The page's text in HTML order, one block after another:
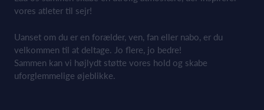
vores atleter til sejr!
Uanset om du er en forælder, ven, fan eller nabo, er du
velkommen til at deltage. Jo flere, jo bedre!
Sammen kan vi højlydt støtte vores hold og skabe
uforglemmelige øjeblikke.